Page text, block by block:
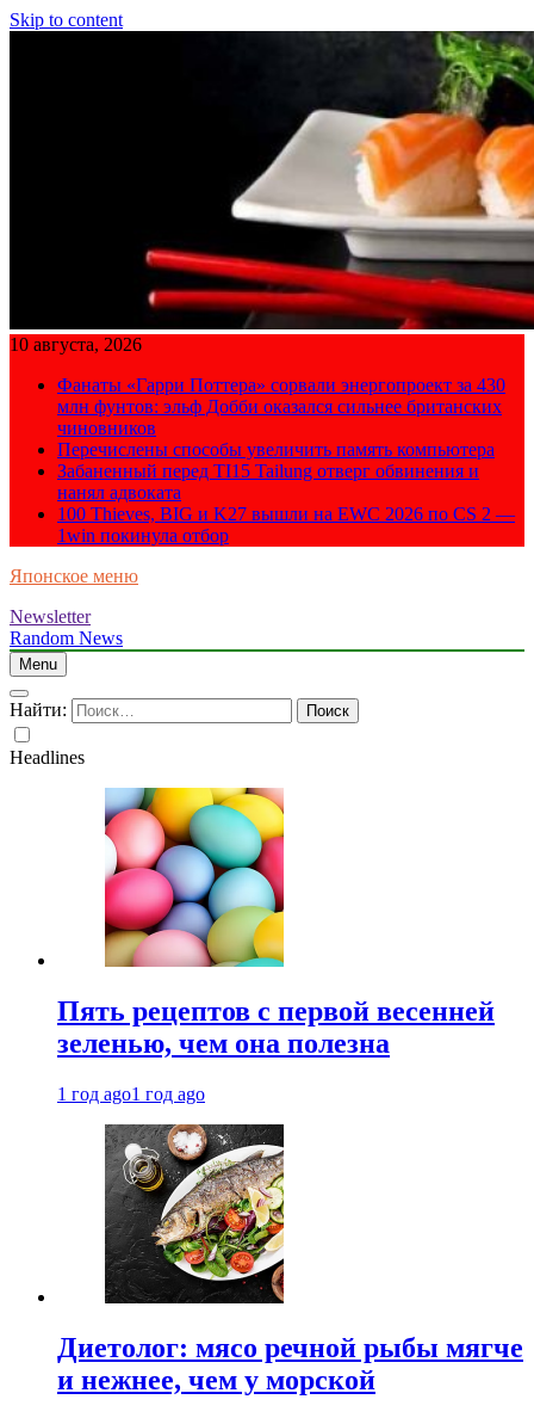
Skip to content
10 августа, 2026
Фанаты «Гарри Поттера» сорвали энергопроект за 430
млн фунтов: эльф Добби оказался сильнее британских
чиновников
Перечислены способы увеличить память компьютера
Забаненный перед TI15 Tailung отверг обвинения и
нанял адвоката
100 Thieves, BIG и K27 вышли на EWC 2026 по CS 2 —
1win покинула отбор
Японское меню
Newsletter
Random News
Menu
Найти:
Headlines
Пять рецептов с первой весенней
зеленью, чем она полезна
1 год ago1 год ago
Диетолог: мясо речной рыбы мягче
и нежнее, чем у морской